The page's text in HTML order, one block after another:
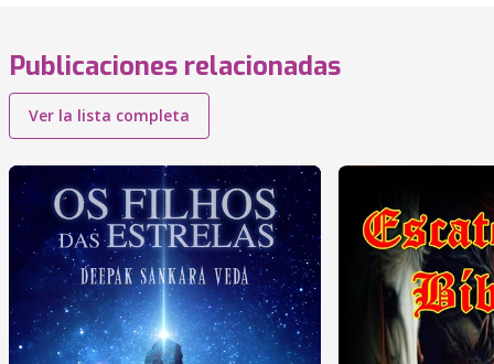
Publicaciones relacionadas
Ver la lista completa